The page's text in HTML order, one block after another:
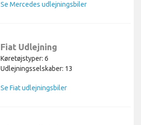
Se Mercedes udlejningsbiler
Fiat Udlejning
Køretøjstyper: 6
Udlejningsselskaber: 13
Se Fiat udlejningsbiler